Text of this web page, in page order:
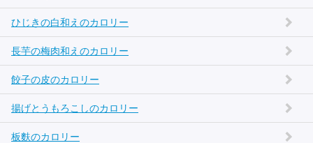
ひじきの白和えのカロリー
長芋の梅肉和えのカロリー
餃子の皮のカロリー
揚げとうもろこしのカロリー
板麩のカロリー